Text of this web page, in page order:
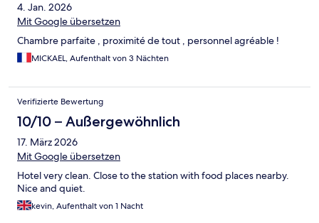
4. Jan. 2026
Mit Google übersetzen
Chambre parfaite , proximité de tout , personnel agréable !
MICKAEL, Aufenthalt von 3 Nächten
Verifizierte Bewertung
10/10 – Außergewöhnlich
17. März 2026
Mit Google übersetzen
Hotel very clean. Close to the station with food places nearby.
Nice and quiet.
kevin, Aufenthalt von 1 Nacht